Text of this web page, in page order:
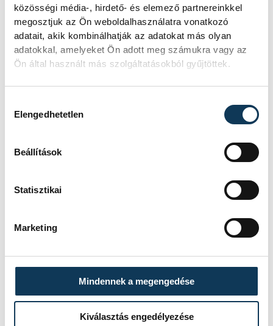
közösségi média-, hirdető- és elemező partnereinkkel
megosztjuk az Ön weboldalhasználatra vonatkozó
adatait, akik kombinálhatják az adatokat más olyan
adatokkal, amelyeket Ön adott meg számukra vagy az
Ön által használt más szolgáltatásokból gyűjtöttek.
Elengedhetetlen
Beállítások
Statisztikai
Marketing
Mindennek a megengedése
Kiválasztás engedélyezése
A kiállítás augusztus 31-ig lesz
megtekinthető a Várgalériában